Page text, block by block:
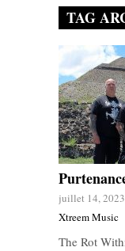
TAG
juillet 14, 2023
Xtreem Music
The Rot